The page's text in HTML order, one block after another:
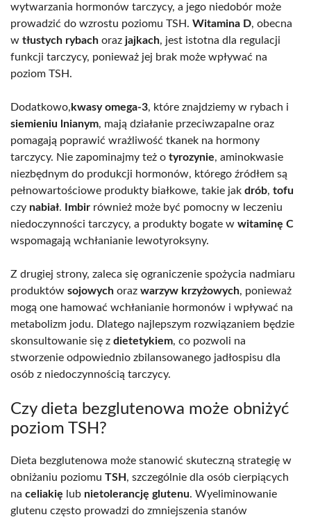
wytwarzania hormonów tarczycy, a jego niedobór może
prowadzić do wzrostu poziomu TSH. Witamina D, obecna
w tłustych rybach oraz jajkach, jest istotna dla regulacji
funkcji tarczycy, ponieważ jej brak może wpływać na
poziom TSH.
Dodatkowo, kwasy omega-3, które znajdziemy w rybach i
siemieniu lnianym, mają działanie przeciwzapalne oraz
pomagają poprawić wrażliwość tkanek na hormony
tarczycy. Nie zapominajmy też o tyrozynie, aminokwasie
niezbędnym do produkcji hormonów, którego źródłem są
pełnowartościowe produkty białkowe, takie jak drób, tofu
czy nabiał. Imbir również może być pomocny w leczeniu
niedoczynności tarczycy, a produkty bogate w witaminę C
wspomagają wchłanianie lewotyroksyny.
Z drugiej strony, zaleca się ograniczenie spożycia nadmiaru
produktów sojowych oraz warzyw krzyżowych, ponieważ
mogą one hamować wchłanianie hormonów i wpływać na
metabolizm jodu. Dlatego najlepszym rozwiązaniem będzie
skonsultowanie się z dietetykiem, co pozwoli na
stworzenie odpowiednio zbilansowanego jadłospisu dla
osób z niedoczynnością tarczycy.
Czy dieta bezglutenowa może obniżyć
poziom TSH?
Dieta bezglutenowa może stanowić skuteczną strategię w
obniżaniu poziomu TSH , szczególnie dla osób cierpiących
na celiakię lub nietolerancję glutenu. Wyeliminowanie
glutenu często prowadzi do zmniejszenia stanów